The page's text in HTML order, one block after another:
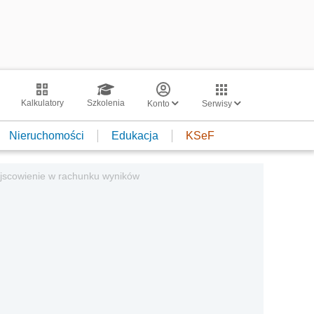
Kalkulatory Szkolenia Konto Serwisy
Nieruchomości Edukacja KSeF
w rachunku wyników